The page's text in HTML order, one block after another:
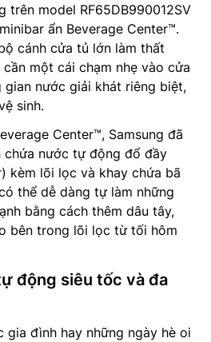
trên model RF65DB990012SV
ẩn Beverage Center™.
cánh cửa tủ lớn làm thất
một cái chạm nhẹ vào cửa
gian nước giải khát riêng biệt,
sinh.
Center™, Samsung đã
chứa nước tự động đổ đầy
kèm lõi lọc và khay chứa bã
thể dễ dàng tự làm những
bằng cách thêm dâu tây,
bên trong lõi lọc từ tối hôm
động siêu tốc và đa
đình hay những ngày hè oi